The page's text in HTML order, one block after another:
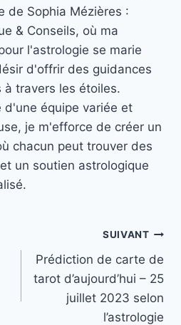
de Sophia Mézières :
& Conseils, où ma
l'astrologie se marie
d'offrir des guidances
à travers les étoiles.
d'une équipe variée et
je m'efforce de créer un
chacun peut trouver des
un soutien astrologique
SUIVANT
Prédiction de carte de
tarot d’aujourd’hui – 25
juillet 2023 selon
l’astrologie